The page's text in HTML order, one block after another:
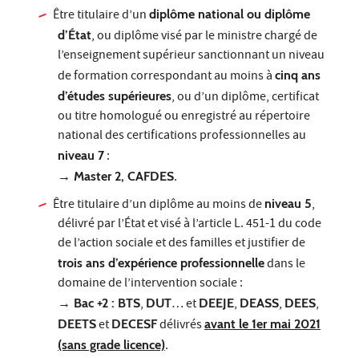
Être titulaire d’undiplôme national ou diplôme
d’État, ou diplôme visé par le ministre chargé de
l’enseignement supérieur sanctionnant un niveau
de formation correspondant au moins à cinq ans
d’études supérieures, ou d’un diplôme, certificat
ou titre homologué ou enregistré au répertoire
national des certifications professionnelles au
niveau 7 :
→ Master 2, CAFDES.
Être titulaire d’un diplôme au moins de niveau 5,
délivré par l’État et visé à l’article L. 451-1 du code
de l’action sociale et des familles et justifier de
trois ans d’expérience professionnelledans le
domaine de l’intervention sociale :
→ Bac +2 : BTS, DUT… et DEEJE, DEASS, DEES,
DEETSet DECESFdélivrésavant le 1er mai 2021
(sans grade licence).